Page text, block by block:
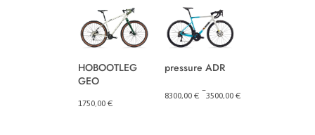
HOBOOTLEG
GEO
1750,00€
pressure ADR
3500,00€
–
8300,00€
Plage